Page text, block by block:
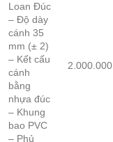
Loan Đúc
– Độ dày
cánh 35
mm (± 2)
– Kết cấu
cánh
bằng
nhựa đúc
– Khung
bao PVC
– Phủ
2.000.000